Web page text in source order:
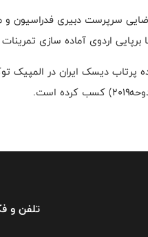
سرپرست دبیری فدراسیون و
برپایی اردوی آماده سازی
است.
تلفن و